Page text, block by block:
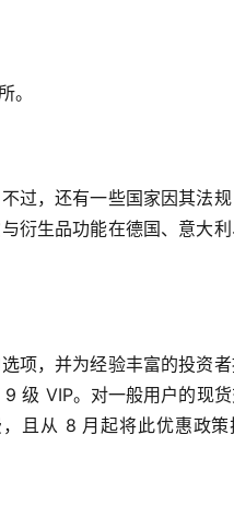
。
过，还有一些国家因其法
衍生品功能在德国、意大
项，并为经验丰富的投资
级 VIP。对一般用户的现
且从 8 月起将此优惠政策